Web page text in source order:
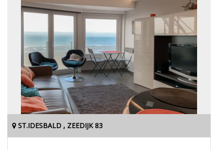
ST.IDESBALD , ZEEDIJK 83